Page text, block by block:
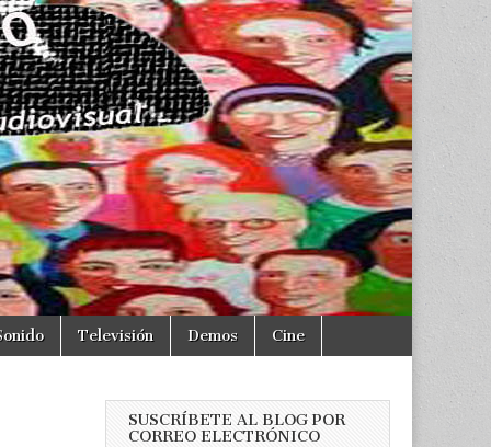
Televisión Demos Cine
SUSCRÍBETE AL BLOG POR
CORREO ELECTRÓNICO